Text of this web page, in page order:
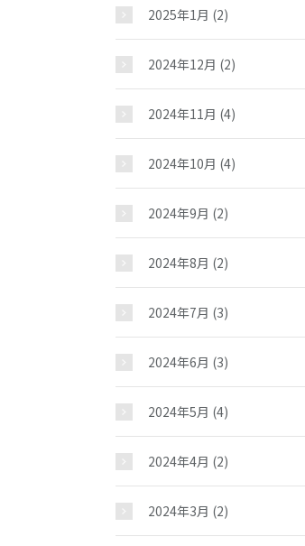
2025年1月 (2)
2024年12月 (2)
2024年11月 (4)
2024年10月 (4)
2024年9月 (2)
2024年8月 (2)
2024年7月 (3)
2024年6月 (3)
2024年5月 (4)
2024年4月 (2)
2024年3月 (2)